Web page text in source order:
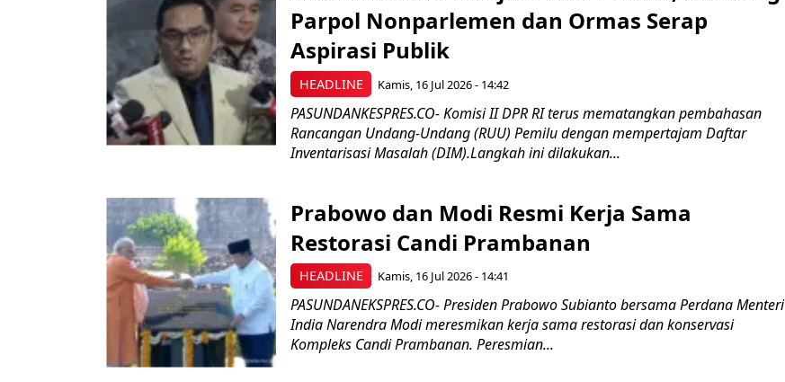
HEADLINE
Parpol Nonparlemen dan Ormas Serap
Aspirasi Publik
Kamis, 16 Jul 2026 - 14:42
PASUNDANKESPRES.CO- Komisi II DPR RI terus mematangkan pembahasan
Rancangan Undang-Undang (RUU) Pemilu dengan mempertajam Daftar
Inventarisasi Masalah (DIM).Langkah ini dilakukan...
HEADLINE
Prabowo dan Modi Resmi Kerja Sama
Restorasi Candi Prambanan
Kamis, 16 Jul 2026 - 14:41
PASUNDANEKSPRES.CO- Presiden Prabowo Subianto bersama Perdana Menteri
India Narendra Modi meresmikan kerja sama restorasi dan konservasi
Kompleks Candi Prambanan. Peresmian...